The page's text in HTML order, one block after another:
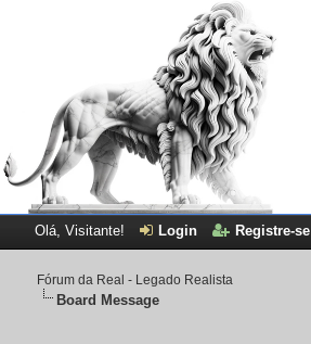
Olá, Visitante! Login Registre-se
Fórum da Real - Legado Realista
Board Message